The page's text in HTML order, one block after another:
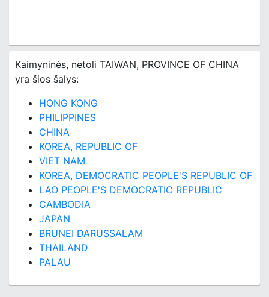
Kaimyninės, netoli TAIWAN, PROVINCE OF CHINA
yra šios šalys:
HONG KONG
PHILIPPINES
CHINA
KOREA, REPUBLIC OF
VIET NAM
KOREA, DEMOCRATIC PEOPLE'S REPUBLIC OF
LAO PEOPLE'S DEMOCRATIC REPUBLIC
CAMBODIA
JAPAN
BRUNEI DARUSSALAM
THAILAND
PALAU